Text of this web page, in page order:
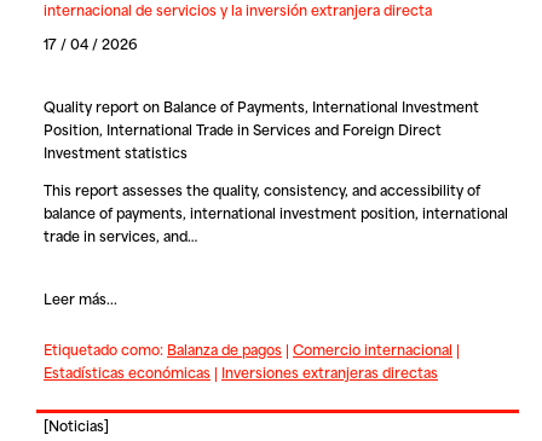
internacional de servicios y la inversión extranjera directa
17 / 04 / 2026
Quality report on Balance of Payments, International Investment
Position, International Trade in Services and Foreign Direct
Investment statistics
This report assesses the quality, consistency, and accessibility of
balance of payments, international investment position, international
trade in services, and…
Leer más...
Etiquetado como: Balanza de pagos| Comercio internacional |
Estadísticas económicas| Inversiones extranjeras directas
[Noticias]